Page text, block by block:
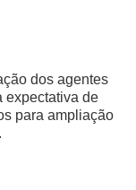
dos agentes
expectativa de
para ampliação